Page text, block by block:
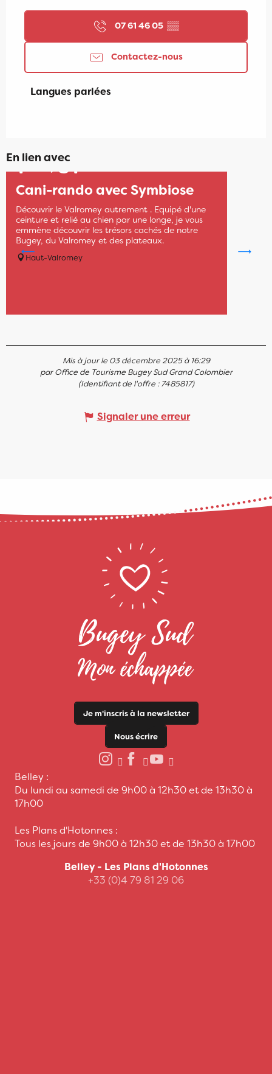
07 61 46 05 ▒▒
Contactez-nous
Langues parlées
Langues parlées
En lien avec
1 31
Cani-rando avec Symbiose
Découvrir le Valromey autrement . Equipé d'une
ceinture et relié au chien par une longe, je vous
emmène découvrir les trésors cachés de notre
Bugey, du Valromey et des plateaux.
Haut-Valromey
Mis à jour le 03 décembre 2025 à 16:29
par Office de Tourisme Bugey Sud Grand Colombier
(Identifiant de l'offre :7485817)
Signaler une erreur
Je m'inscris à la newsletter
Nous écrire
Belley :
Du lundi au samedi de 9h00 à 12h30 et de 13h30 à
17h00
Les Plans d'Hotonnes :
Tous les jours de 9h00 à 12h30 et de 13h30 à 17h00
Belley - Les Plans d'Hotonnes
+33 (0)4 79 81 29 06